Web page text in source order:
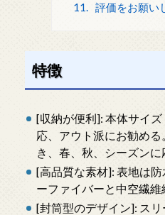
11. 評価をお願い
特徴
[収納が便利]: 本体サイ
応、アウト派にお勧め
き、春、秋、シーズンに
[高品質な素材]: 表地は
ーファイバーと中空繊
[封筒型のデザイン]: ス